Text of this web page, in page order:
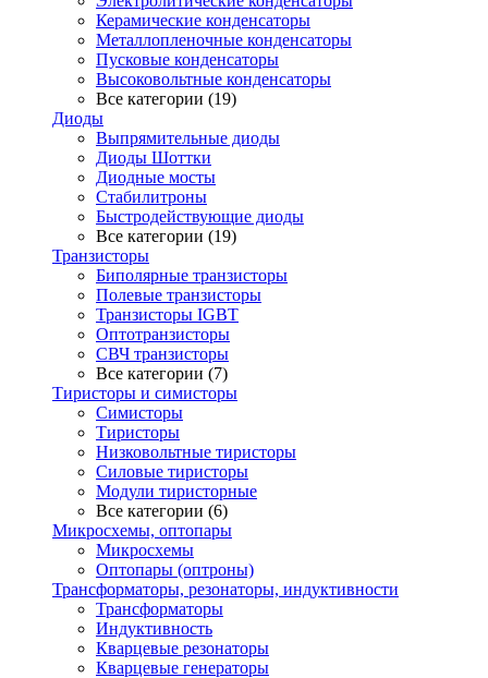
Керамические конденсаторы
Металлопленочные конденсаторы
Пусковые конденсаторы
Высоковольтные конденсаторы
Все категории (19)
Диоды
Выпрямительные диоды
Диоды Шоттки
Диодные мосты
Стабилитроны
Быстродействующие диоды
Все категории (19)
Транзисторы
Биполярные транзисторы
Полевые транзисторы
Транзисторы IGBT
Оптотранзисторы
СВЧ транзисторы
Все категории (7)
Тиристоры и симисторы
Симисторы
Тиристоры
Низковольтные тиристоры
Силовые тиристоры
Модули тиристорные
Все категории (6)
Микросхемы, оптопары
Микросхемы
Оптопары (оптроны)
Трансформаторы, резонаторы, индуктивности
Трансформаторы
Индуктивность
Кварцевые резонаторы
Кварцевые генераторы